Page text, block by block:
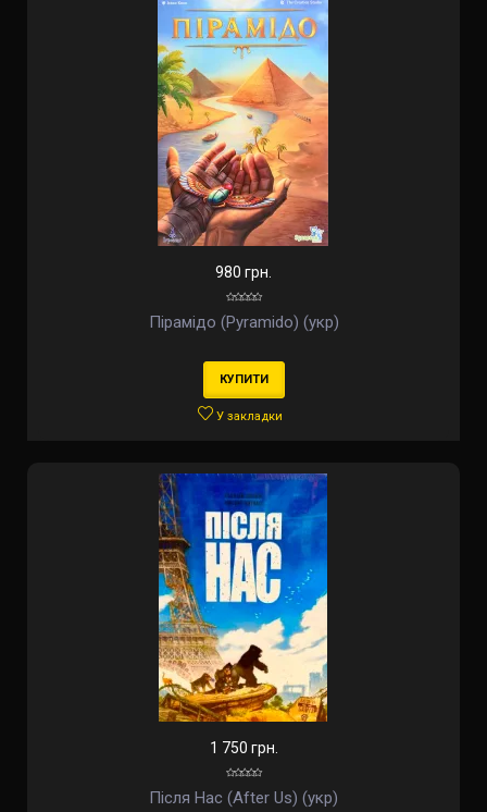
980 грн.
Пірамідо (Pyramido) (укр)
КУПИТИ
У закладки
1 750 грн.
Після Нас (After Us) (укр)